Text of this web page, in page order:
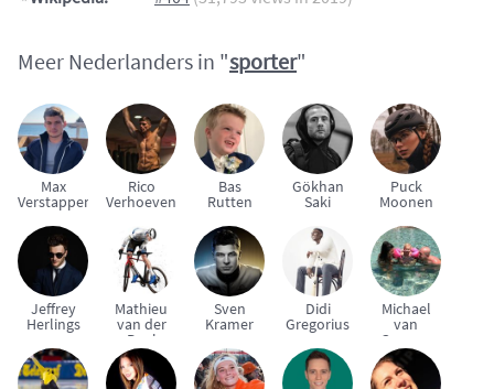
Meer Nederlanders in "sporter"
Max
Verstappen
Rico
Verhoeven
Bas
Rutten
Gökhan
Saki
Puck
Moonen
Jeffrey
Herlings
Mathieu
van der
Poel
Sven
Kramer
Didi
Gregorius
Michael
van
Gerwen